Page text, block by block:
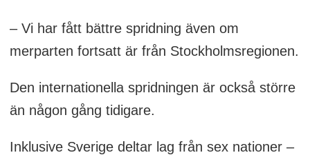
– Vi har fått bättre spridning även om
merparten fortsatt är från Stockholmsregionen.
Den internationella spridningen är också större
än någon gång tidigare.
Inklusive Sverige deltar lag från sex nationer –